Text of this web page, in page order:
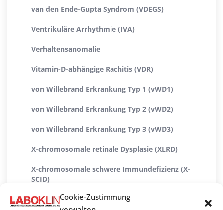
Cookie-Zustimmung
van den Ende-Gupta Syndrom (VDEGS)
Ventrikuläre Arrhythmie (IVA)
Verhaltensanomalie
Vitamin-D-abhängige Rachitis (VDR)
von Willebrand Erkrankung Typ 1 (vWD1)
von Willebrand Erkrankung Typ 2 (vWD2)
von Willebrand Erkrankung Typ 3 (vWD3)
X-chromosomale retinale Dysplasie (XLRD)
X-chromosomale schwere Immundefizienz (X-
SCID)
X-linked Myopathie (XL-MTM)